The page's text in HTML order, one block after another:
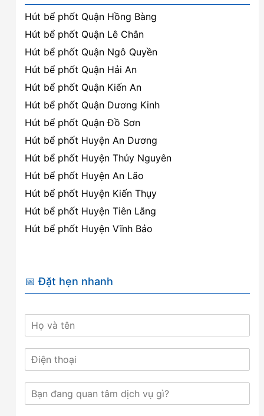
Hút bể phốt Quận Hồng Bàng
Hút bể phốt Quận Lê Chân
Hút bể phốt Quận Ngô Quyền
Hút bể phốt Quận Hải An
Hút bể phốt Quận Kiến An
Hút bể phốt Quận Dương Kinh
Hút bể phốt Quận Đồ Sơn
Hút bể phốt Huyện An Dương
Hút bể phốt Huyện Thủy Nguyên
Hút bể phốt Huyện An Lão
Hút bể phốt Huyện Kiến Thụy
Hút bể phốt Huyện Tiên Lãng
Hút bể phốt Huyện Vĩnh Bảo
📅 Đặt hẹn nhanh